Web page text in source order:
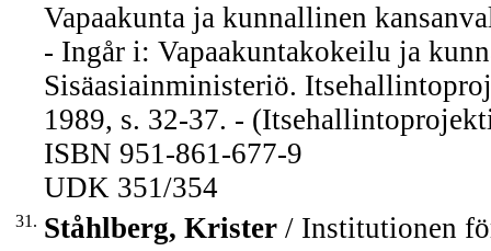
Vapaakunta ja kunnallinen
- Ingår i: Vapaakuntakokeilu ja
Sisäasiainministeriö.
1989, s. 32-37. -
ISBN 951-861-677-9
UDK 351/354
31. Ståhlberg, Krister / Institutionen